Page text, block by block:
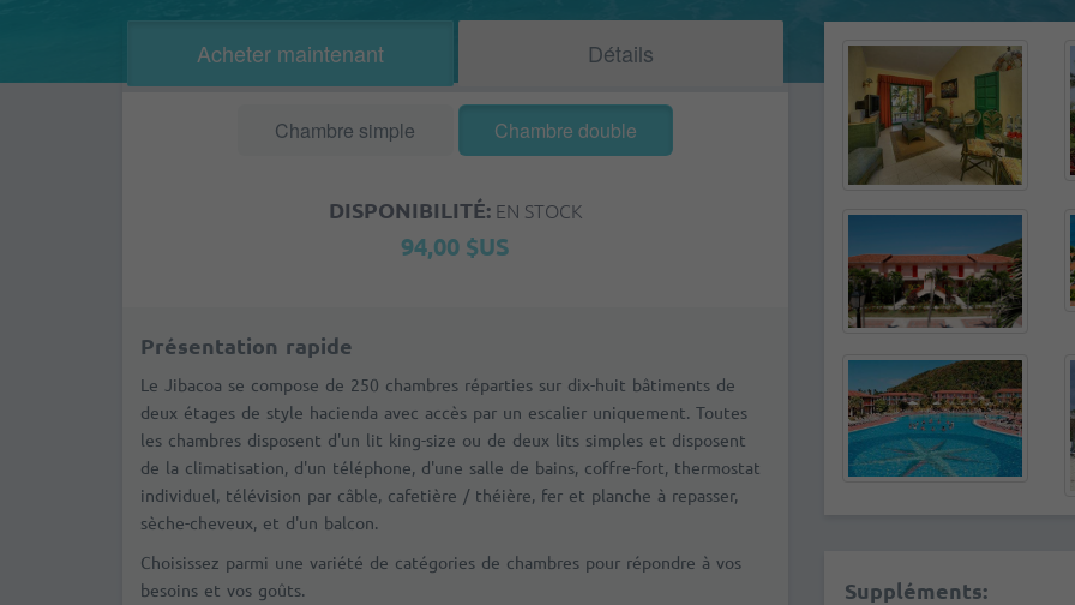
Acheter maintenant Détails
Chambre simple Chambre double
DISPONIBILITÉ: EN STOCK
94,00 $US
Présentation rapide
Le Jibacoa se compose de 250 chambres réparties sur dix-huit bâtiments de
deux étages de style hacienda avec accès par un escalier uniquement. Toutes
les chambres disposent d'un lit king-size ou de deux lits simples et disposent
de la climatisation, d'un téléphone, d'une salle de bains, coffre-fort, thermostat
individuel, télévision par câble, cafetière / théière, fer et planche à repasser,
sèche-cheveux, et d'un balcon.
Choisissez parmi une variété de catégories de chambres pour répondre à vos
besoins et vos goûts.
Suppléments: